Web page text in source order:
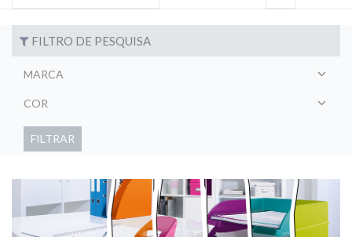
FILTRO DE PESQUISA
MARCA
COR
FILTRAR